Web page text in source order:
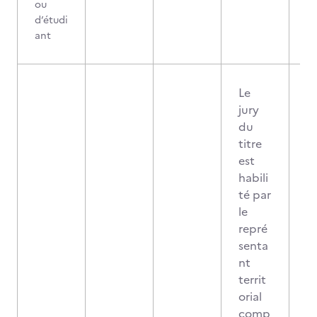
ou
d’étudi
ant
Le
jury
du
titre
est
habili
té par
le
repré
senta
nt
territ
orial
comp